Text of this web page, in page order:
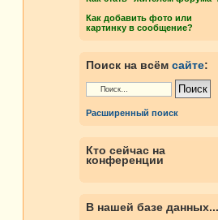
Как добавить фото или
картинку в сообщение?
Поиск на всём сайте:
Расширенный поиск
Кто сейчас на
конференции
В нашей базе данных...